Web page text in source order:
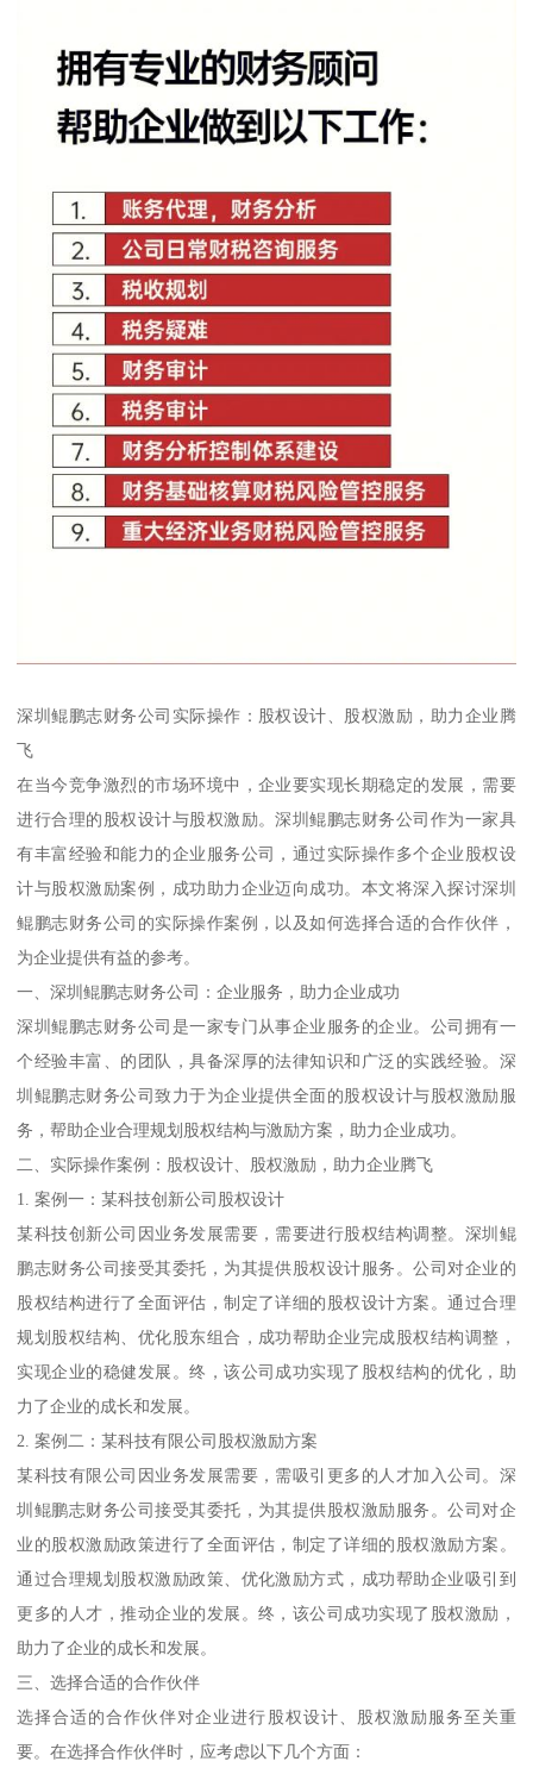
深圳鲲鹏志财务公司实际操作：股权设计、股权激励，助力企业腾
飞
在当今竞争激烈的市场环境中，企业要实现长期稳定的发展，需要
进行合理的股权设计与股权激励。深圳鲲鹏志财务公司作为一家具
有丰富经验和能力的企业服务公司，通过实际操作多个企业股权设
计与股权激励案例，成功助力企业迈向成功。本文将深入探讨深圳
鲲鹏志财务公司的实际操作案例，以及如何选择合适的合作伙伴，
为企业提供有益的参考。
一、深圳鲲鹏志财务公司：企业服务，助力企业成功
深圳鲲鹏志财务公司是一家专门从事企业服务的企业。公司拥有一
个经验丰富、的团队，具备深厚的法律知识和广泛的实践经验。深
圳鲲鹏志财务公司致力于为企业提供全面的股权设计与股权激励服
务，帮助企业合理规划股权结构与激励方案，助力企业成功。
二、实际操作案例：股权设计、股权激励，助力企业腾飞
1. 案例一：某科技创新公司股权设计
某科技创新公司因业务发展需要，需要进行股权结构调整。深圳鲲
鹏志财务公司接受其委托，为其提供股权设计服务。公司对企业的
股权结构进行了全面评估，制定了详细的股权设计方案。通过合理
规划股权结构、优化股东组合，成功帮助企业完成股权结构调整，
实现企业的稳健发展。终，该公司成功实现了股权结构的优化，助
力了企业的成长和发展。
2. 案例二：某科技有限公司股权激励方案
某科技有限公司因业务发展需要，需吸引更多的人才加入公司。深
圳鲲鹏志财务公司接受其委托，为其提供股权激励服务。公司对企
业的股权激励政策进行了全面评估，制定了详细的股权激励方案。
通过合理规划股权激励政策、优化激励方式，成功帮助企业吸引到
更多的人才，推动企业的发展。终，该公司成功实现了股权激励，
助力了企业的成长和发展。
三、选择合适的合作伙伴
选择合适的合作伙伴对企业进行股权设计、股权激励服务至关重
要。在选择合作伙伴时，应考虑以下几个方面：